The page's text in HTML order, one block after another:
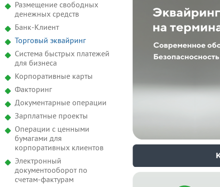
Размещение свободных
денежных средств
Банк-Клиент
Торговый эквайринг
Система быстрых платежей
для бизнеса
Корпоративные карты
Факторинг
Документарные операции
Зарплатные проекты
Операции с ценными
бумагами для
корпоративных клиентов
Электронный
документооборот по
счетам-фактурам